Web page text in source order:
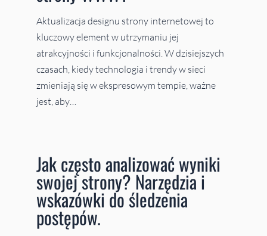
Aktualizacja designu strony internetowej to
kluczowy element w utrzymaniu jej
atrakcyjności i funkcjonalności. W dzisiejszych
czasach, kiedy technologia i trendy w sieci
zmieniają się w ekspresowym tempie, ważne
jest, aby…
Jak często analizować wyniki
swojej strony? Narzędzia i
wskazówki do śledzenia
postępów.